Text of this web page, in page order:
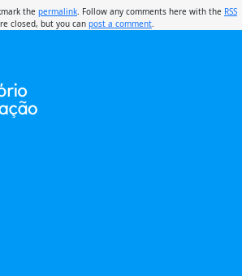
the permalink . Follow any comments here with the RSS
closed, but you can post a comment